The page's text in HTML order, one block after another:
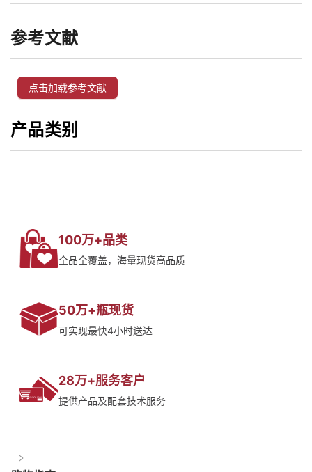
参考文献
点击加载参考文献
产品类别
100万+品类
全品全覆盖，海量现货高品质
50万+瓶现货
可实现最快4小时送达
28万+服务客户
提供产品及配套技术服务